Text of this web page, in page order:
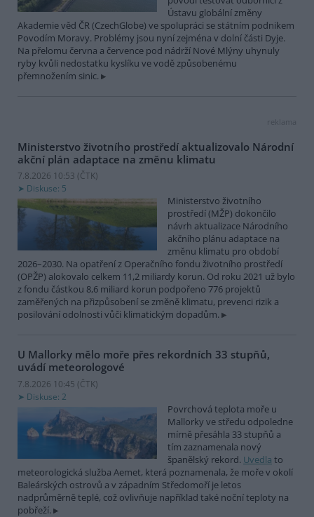
Ústavu globální změny
Akademie věd ČR (CzechGlobe) ve spolupráci se státním podnikem
Povodím Moravy. Problémy jsou nyní zejména v dolní části Dyje.
Na přelomu června a července pod nádrží Nové Mlýny uhynuly
ryby kvůli nedostatku kyslíku ve vodě způsobenému
přemnožením sinic.
reklama
Ministerstvo životního prostředí aktualizovalo Národní
akční plán adaptace na změnu klimatu
7.8.2026 10:53 (ČTK)
Diskuse: 5
Ministerstvo životního
prostředí (MŽP) dokončilo
návrh aktualizace Národního
akčního plánu adaptace na
změnu klimatu pro období
2026–2030. Na opatření z Operačního fondu životního prostředí
(OPŽP) alokovalo celkem 11,2 miliardy korun. Od roku 2021 už bylo
z fondu částkou 8,6 miliard korun podpořeno 776 projektů
zaměřených na přizpůsobení se změně klimatu, prevenci rizik a
posilování odolnosti vůči klimatickým dopadům.
U Mallorky mělo moře přes rekordních 33 stupňů,
uvádí meteorologové
7.8.2026 10:45 (ČTK)
Diskuse: 2
Povrchová teplota moře u
Mallorky ve středu odpoledne
mírně přesáhla 33 stupňů a
tím zaznamenala nový
španělský rekord. Uvedla to
meteorologická služba Aemet, která poznamenala, že moře v okolí
Baleárských ostrovů a v západním Středomoří je letos
nadprůměrně teplé, což ovlivňuje například také noční teploty na
pobřeží.